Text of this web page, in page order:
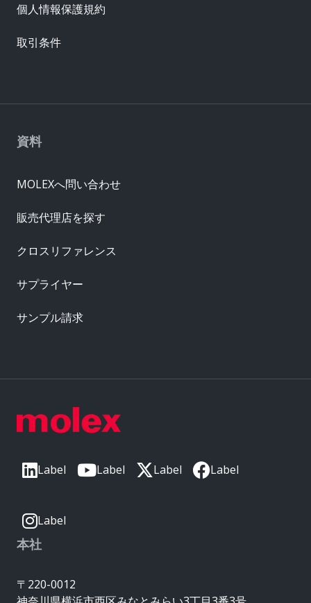
Label Label Label Label
Label
本社
〒220-0012
資料
MOLEXへ問い合わせ
販売代理店を探す
クロスリファレンス
サプライヤー
サンプル請求
個人情報保護規約
取引条件